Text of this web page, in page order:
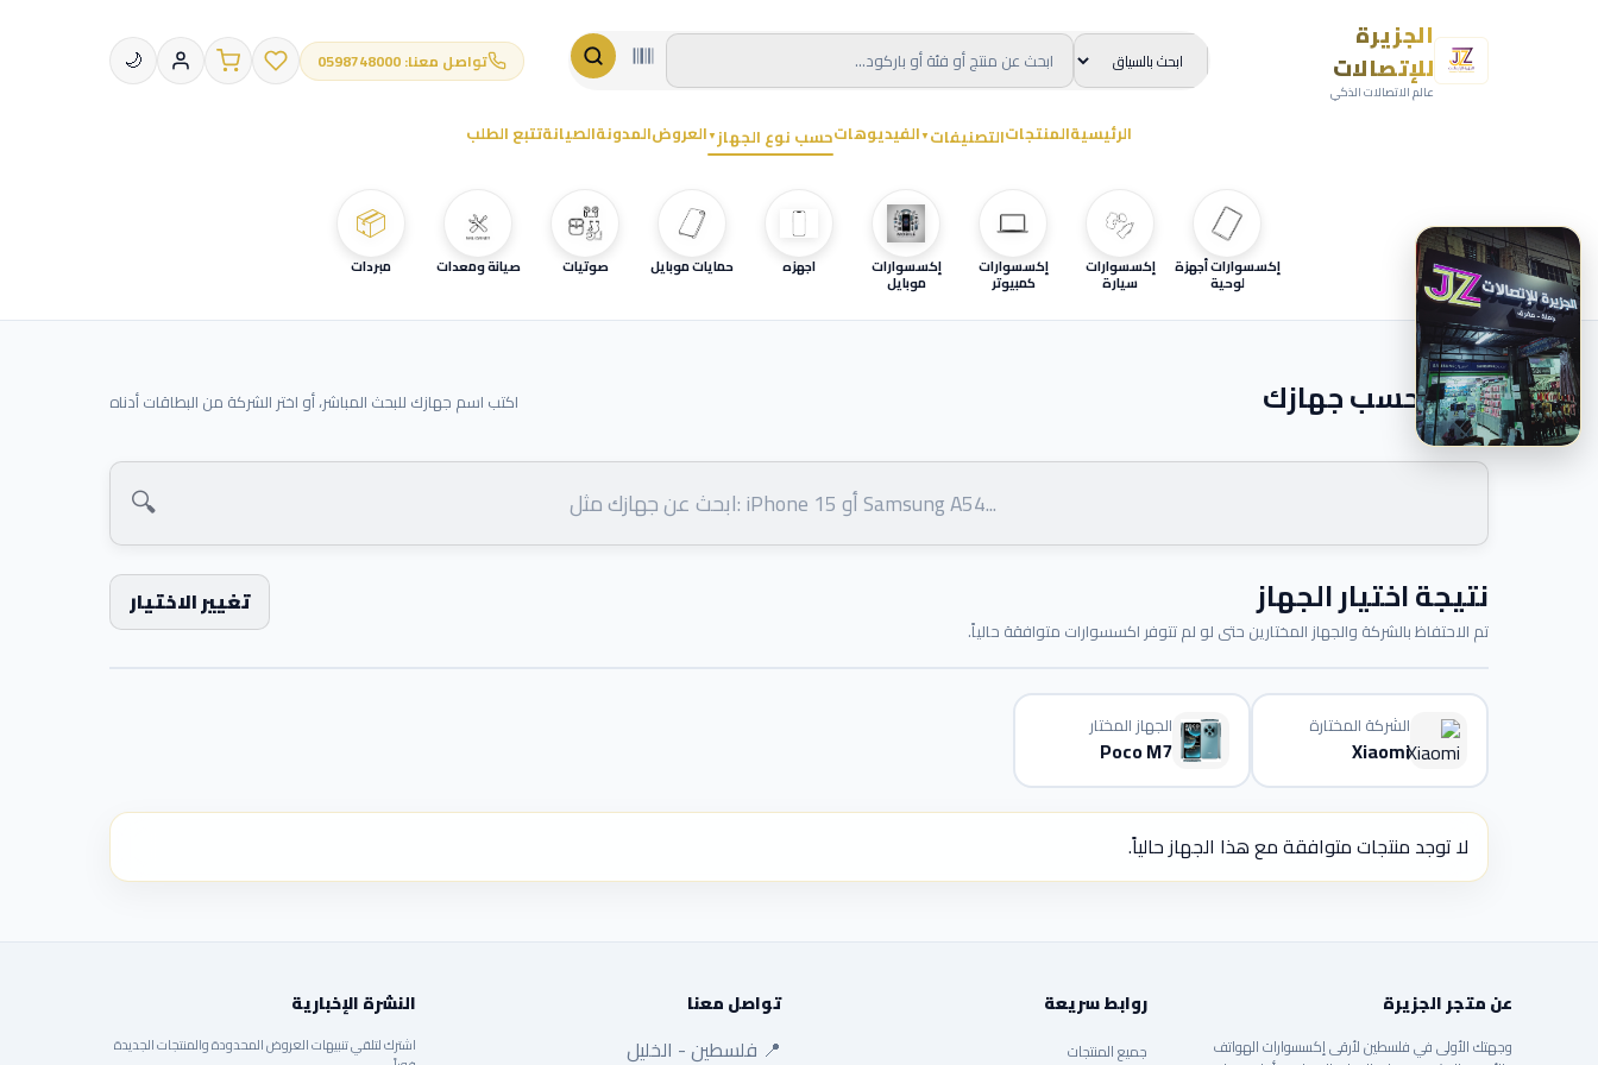
الجزيرة
للإتصالات
عالم الاتصالات الذكي
تواصل معنا: 0598748000 🌙
الرئيسيةالمنتجاتالتصنيفات ▼الفيديوهاتحسب نوع الجهاز ▼العروضالمدونةالصيانةتتبع الطلب
إكسسوارات أجهزة
لوحية
إكسسوارات
سيارة
إكسسوارات
كمبيوتر
إكسسوارات
موبايل
اجهزه حمايات موبايل صوتيات صيانة ومعدات
📦
مبردات
ابحث حسب جهازك اكتب اسم جهازك للبحث المباشر، أو اختر الشركة من البطاقات أدناه
🔍
نتيجة اختيار الجهاز
تم الاحتفاظ بالشركة والجهاز المختارين حتى لو لم تتوفر اكسسوارات متوافقة حالياً.
تغيير الاختيار
الشركة المختارة
Xiaomi
الجهاز المختار
Poco M7
لا توجد منتجات متوافقة مع هذا الجهاز حالياً.
عن متجر الجزيرة
وجهتك الأولى في فلسطين لأرقى إكسسوارات الهواتف
روابط سريعة
جميع المنتجات
تواصل معنا
📍 فلسطين - الخليل
النشرة الإخبارية
اشترك لتلقي تنبيهات العروض المحدودة والمنتجات الجديدة